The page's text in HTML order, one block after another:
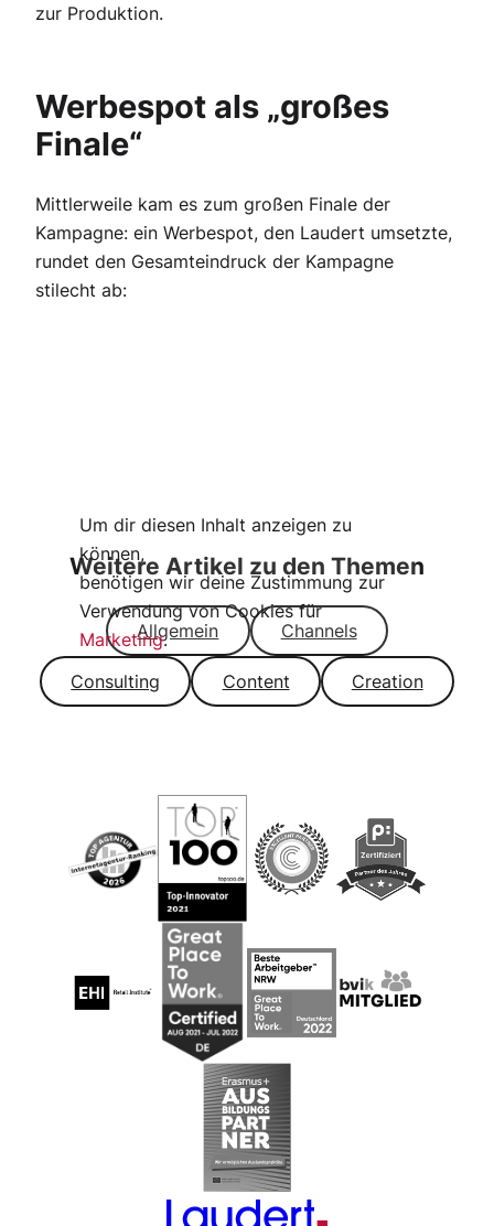
zur Produktion.
Werbespot als „großes
Finale“
Mittlerweile kam es zum großen Finale der
Kampagne: ein Werbespot, den Laudert umsetzte,
rundet den Gesamteindruck der Kampagne
stilecht ab:
Um dir diesen Inhalt anzeigen zu
können,
benötigen wir deine Zustimmung zur
Verwendung von Cookies für
Marketing.
Weitere Artikel zu den Themen
Allgemein Channels
Consulting Content Creation